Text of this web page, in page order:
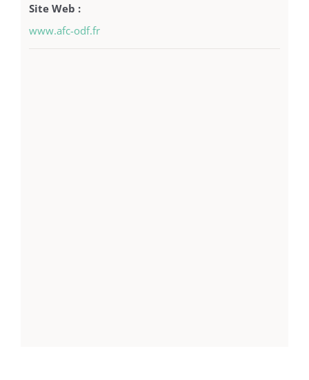
Site Web :
www.afc-odf.fr